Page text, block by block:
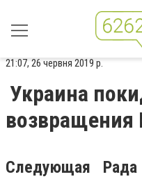
21:07, 26 червня 2019 р.
Украина
Следующая